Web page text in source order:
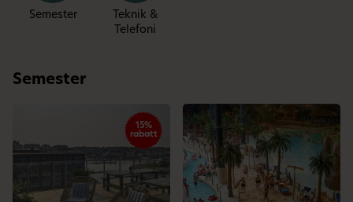
Semester
Teknik &
Telefoni
Semester
15%
rabatt